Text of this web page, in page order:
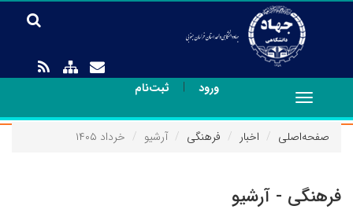
ورود | ثبت‌نام
Toggle
navigation
صفحه‌اصلی
اخبار فرهنگی آرشیو خرداد ۱۴۰۵
فرهنگی - آرشیو